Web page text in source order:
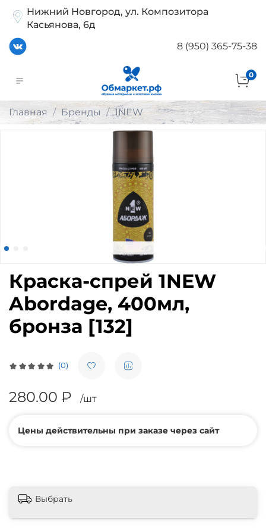
Нижний Новгород, ул. Композитора
Касьянова, 6д
8 (950) 365-75-38
0
Главная Бренды 1NEW
(0)
Краска-спрей 1NEW
Abordage, 400мл,
бронза [132]
280.00 ₽ /шт
Цены действительны при заказе через сайт
Выбрать